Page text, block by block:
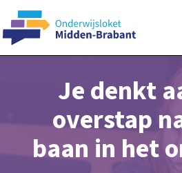
Je denkt
overstap
baan in het